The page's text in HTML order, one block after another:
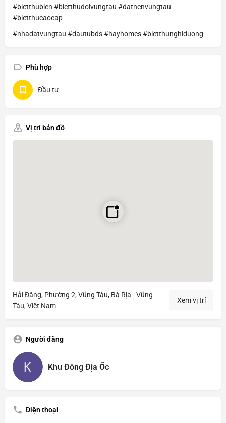
#bietthubien #bietthudoivungtau #datnenvungtau
#bietthucaocap
#nhadatvungtau #dautubds #hayhomes #bietthunghiduong
Phù hợp
Đầu tư
Vị trí bản đồ
Hải Đăng, Phường 2, Vũng Tàu, Bà Rịa - Vũng
Tàu, Việt Nam
Xem vị trí
Người đăng
Khu Đông Địa Ốc
Điện thoại